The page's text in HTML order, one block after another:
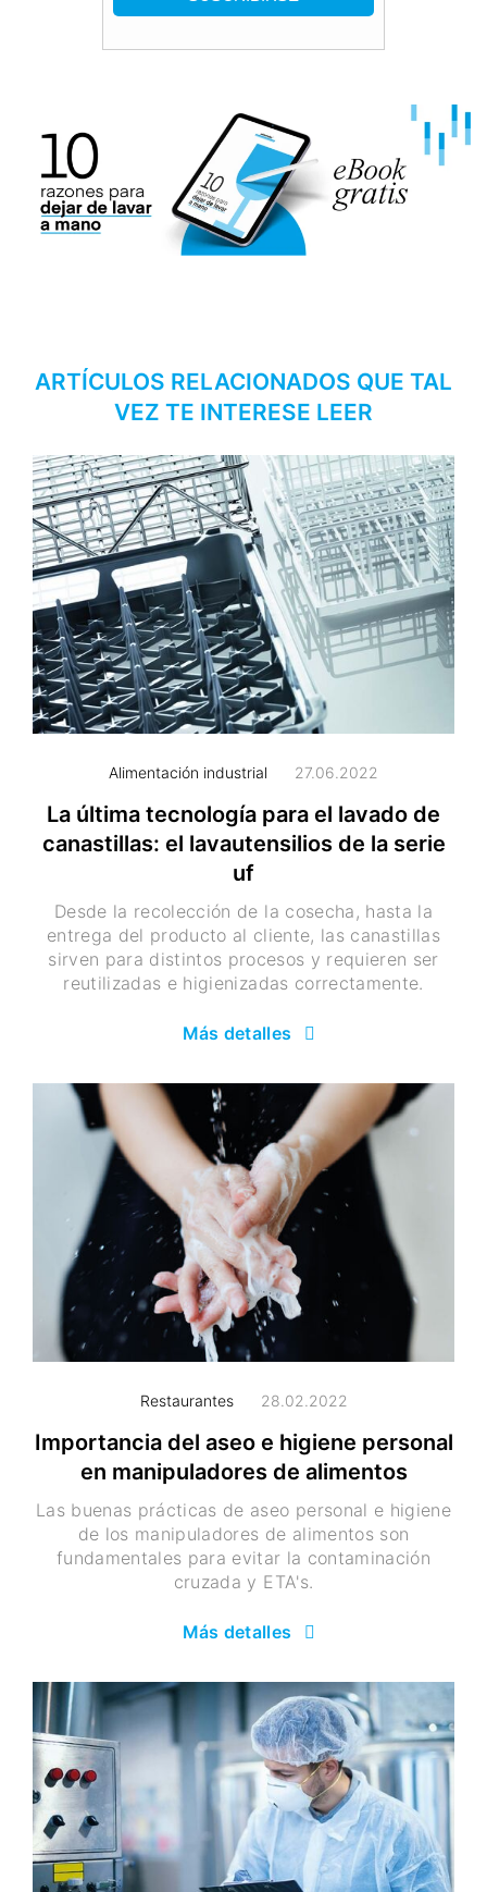
ARTÍCULOS RELACIONADOS QUE TAL
VEZ TE INTERESE LEER
Alimentación industrial 27.06.2022
La última tecnología para el lavado de
canastillas: el lavautensilios de la serie
uf
Desde la recolección de la cosecha, hasta la
entrega del producto al cliente, las canastillas
sirven para distintos procesos y requieren ser
reutilizadas e higienizadas correctamente.
Más detalles
Restaurantes 28.02.2022
Importancia del aseo e higiene personal
en manipuladores de alimentos
Las buenas prácticas de aseo personal e higiene
de los manipuladores de alimentos son
fundamentales para evitar la contaminación
cruzada y ETA's.
Más detalles